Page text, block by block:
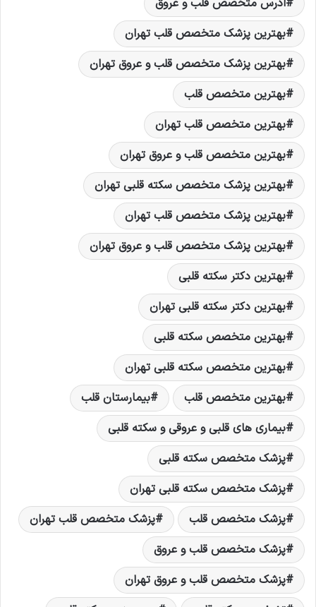
ادرس متخصص قلب و عروق
بهترين پزشک متخصص قلب تهران
بهترين پزشک متخصص قلب و عروق تهران
بهترين متخصص قلب
بهترين متخصص قلب تهران
بهترين متخصص قلب و عروق تهران
بهترین پزشک متخصص سکته قلبی تهران
بهترین پزشک متخصص قلب تهران
بهترین پزشک متخصص قلب و عروق تهران
بهترین دکتر سکته قلبی
بهترین دکتر سکته قلبی تهران
بهترین متخصص سکته قلبی
بهترین متخصص سکته قلبی تهران
بهترین متخصص قلب
بیمارستان قلب
بیماری های قلبی و عروقی و سکته قلبی
پزشک متخصص سکته قلبی
پزشک متخصص سکته قلبی تهران
پزشک متخصص قلب
پزشک متخصص قلب تهران
پزشک متخصص قلب و عروق
پزشک متخصص قلب و عروق تهران